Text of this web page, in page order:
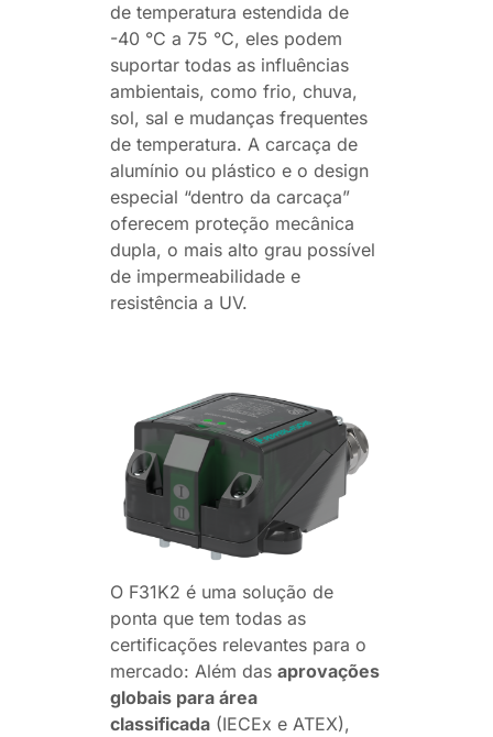
de temperatura estendida de
-40 °C a 75 °C, eles podem
suportar todas as influências
ambientais, como frio, chuva,
sol, sal e mudanças frequentes
de temperatura. A carcaça de
alumínio ou plástico e o design
especial “dentro da carcaça”
oferecem proteção mecânica
dupla, o mais alto grau possível
de impermeabilidade e
resistência a UV.
O F31K2 é uma solução de
ponta que tem todas as
certificações relevantes para o
mercado: Além das aprovações
globais para área
classificada (IECEx e ATEX),